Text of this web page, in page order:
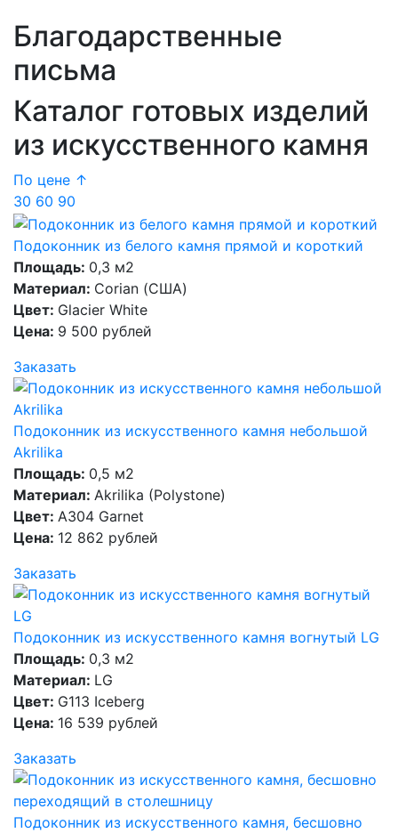
Благодарственные
письма
Каталог готовых изделий
из искусственного камня
По цене ↑
30 60 90
Подоконник из белого камня прямой и короткий
Площадь: 0,3 м2
Материал: Corian (США)
Цвет: Glacier White
Цена: 9 500 рублей
Заказать
Подоконник из искусственного камня небольшой
Akrilika
Площадь: 0,5 м2
Материал: Akrilika (Polystone)
Цвет: A304 Garnet
Цена: 12 862 рублей
Заказать
Подоконник из искусственного камня вогнутый LG
Площадь: 0,3 м2
Материал: LG
Цвет: G113 Iceberg
Цена: 16 539 рублей
Заказать
Подоконник из искусственного камня, бесшовно